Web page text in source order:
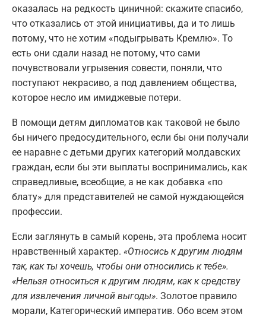
оказалась на редкость циничной: скажите спасибо,
что отказались от этой инициативы, да и то лишь
потому, что не хотим «подыгрывать Кремлю». То
есть они сдали назад не потому, что сами
почувствовали угрызения совести, поняли, что
поступают некрасиво, а под давлением общества,
которое несло им имиджевые потери.
В помощи детям дипломатов как таковой не было
бы ничего предосудительного, если бы они получали
ее наравне с детьми других категорий молдавских
граждан, если бы эти выплаты воспринимались, как
справедливые, всеобщие, а не как добавка «по
блату» для представителей не самой нуждающейся
профессии.
Если заглянуть в самый корень, эта проблема носит
нравственный характер. «Относись к другим людям
так, как ты хочешь, чтобы они относились к тебе».
«Нельзя относиться к другим людям, как к средству
для извлечения личной выгоды». Золотое правило
морали, Категорический императив. Обо всем этом